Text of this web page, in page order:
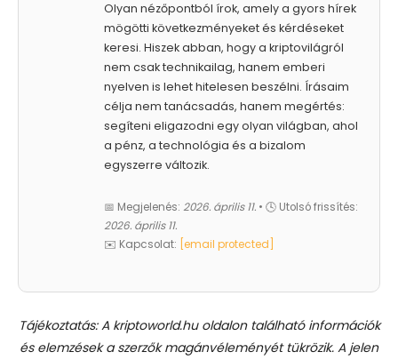
Olyan nézőpontból írok, amely a gyors hírek
mögötti következményeket és kérdéseket
keresi. Hiszek abban, hogy a kriptovilágról
nem csak technikailag, hanem emberi
nyelven is lehet hitelesen beszélni. Írásaim
célja nem tanácsadás, hanem megértés:
segíteni eligazodni egy olyan világban, ahol
a pénz, a technológia és a bizalom
egyszerre változik.
📅 Megjelenés: 2026. április 11. • 🕓 Utolsó frissítés:
2026. április 11.
✉️ Kapcsolat:
[email protected]
Tájékoztatás: A kriptoworld.hu oldalon található információk
és elemzések a szerzők magánvéleményét tükrözik. A jelen